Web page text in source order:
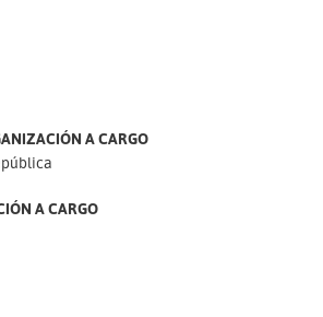
A CARGO
A CARGO